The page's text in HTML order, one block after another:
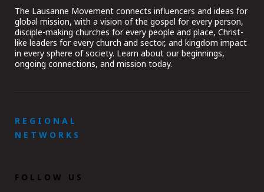
The Lausanne Movement connects influencers and ideas for
global mission, with a vision of the gospel for every person,
disciple-making churches for every people and place, Christ-
like leaders for every church and sector, and kingdom impact
in every sphere of society. Learn about our beginnings,
ongoing connections, and mission today.
REGIONAL
NETWORKS
FOLLOW US